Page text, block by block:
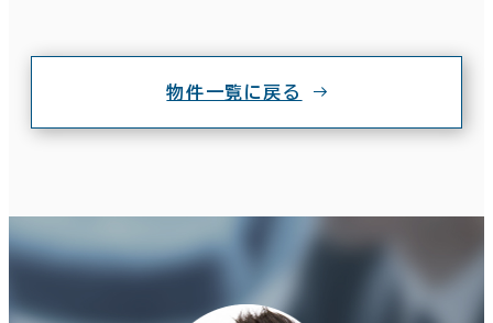
物件一覧に戻る